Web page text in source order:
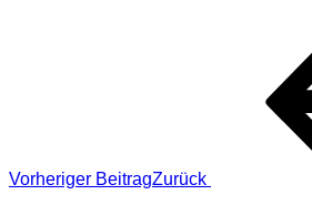
Vorheriger BeitragZurück